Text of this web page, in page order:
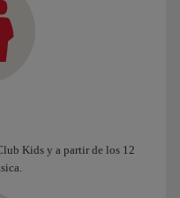
Kids y a partir de los 12